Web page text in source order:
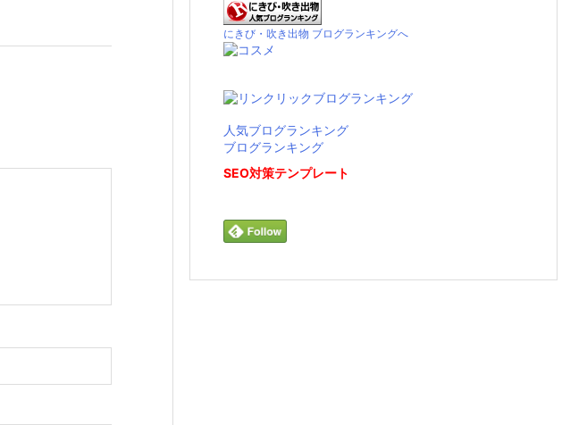
にきび・吹き出物 ブログランキングへ
人気ブログランキング
ブログランキング
SEO対策テンプレート